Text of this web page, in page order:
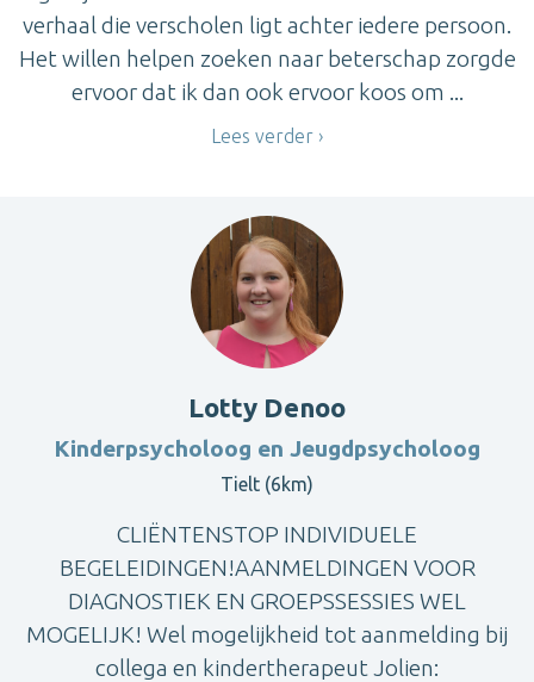
verhaal die verscholen ligt achter iedere persoon.
Het willen helpen zoeken naar beterschap zorgde
ervoor dat ik dan ook ervoor koos om ...
Lees verder
Lotty Denoo
Kinderpsycholoog en Jeugdpsycholoog
Tielt (6km)
CLIËNTENSTOP INDIVIDUELE
BEGELEIDINGEN!AANMELDINGEN VOOR
DIAGNOSTIEK EN GROEPSSESSIES WEL
MOGELIJK! Wel mogelijkheid tot aanmelding bij
collega en kindertherapeut Jolien: